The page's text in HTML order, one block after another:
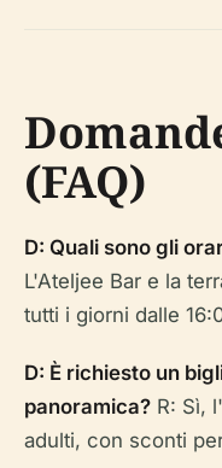
(FAQ)
D: Quali sono gli
L'Ateljee Bar e la
tutti i giorni dalle
D: È richiesto un
panoramica? R: Sì,
adulti, con sconti